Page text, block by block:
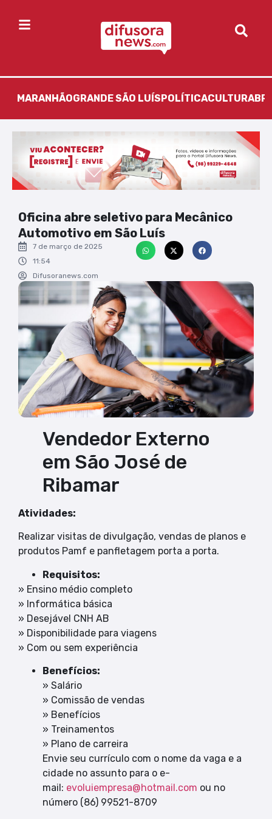
MARANHÃOGRANDE SÃO LUÍS POLÍTICACULTURA
Oficina abre seletivo para Mecânico
Automotivo em São Luís
7 de março de 2025
11:54
Difusoranews.com
Vendedor Externo
em São José de
Ribamar
Atividades:
Realizar visitas de divulgação, vendas de planos e
produtos Pamf e panfletagem porta a porta.
Requisitos:
» Ensino médio completo
» Informática básica
» Desejável CNH AB
» Disponibilidade para viagens
» Com ou sem experiência
Benefícios:
» Salário
» Comissão de vendas
» Benefícios
» Treinamentos
» Plano de carreira
Envie seu currículo com o nome da vaga e a
cidade no assunto para o e-
mail: evoluiempresa@hotmail.com ou no
número (86) 99521-8709